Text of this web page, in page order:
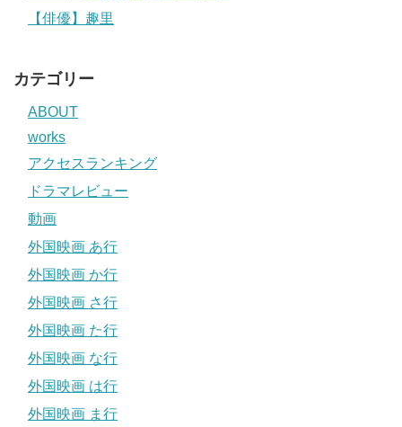
【俳優】趣里
カテゴリー
ABOUT
works
アクセスランキング
ドラマレビュー
動画
外国映画 あ行
外国映画 か行
外国映画 さ行
外国映画 た行
外国映画 な行
外国映画 は行
外国映画 ま行